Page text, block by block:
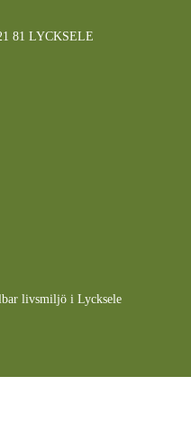
81 LYCKSELE
livsmiljö i Lycksele